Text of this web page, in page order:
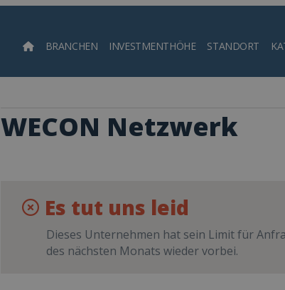
BRANCHEN INVESTMENTHÖHE STANDORT
WECON Netzwerk
Es tut uns leid
Dieses Unternehmen hat sein Limit für
des nächsten Monats wieder vorbei.